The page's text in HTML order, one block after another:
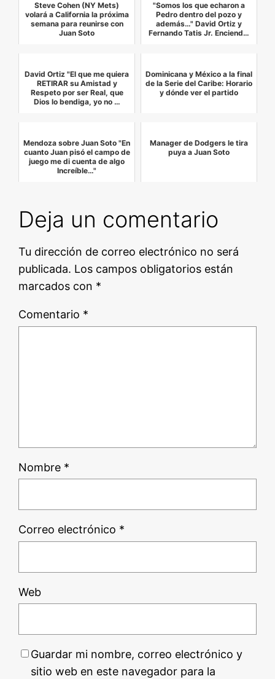
Steve Cohen (NY Mets)
volará a California la próxima
semana para reunirse con
Juan Soto
"Somos los que echaron a
Pedro dentro del pozo y
además…" David Ortiz y
Fernando Tatis Jr. Enciend…
David Ortiz "El que me quiera
RETIRAR su Amistad y
Respeto por ser Real, que
Dios lo bendiga, yo no …
Dominicana y México a la final
de la Serie del Caribe: Horario
y dónde ver el partido
Mendoza sobre Juan Soto "En
cuanto Juan pisó el campo de
juego me di cuenta de algo
Increíble…"
Manager de Dodgers le tira
puya a Juan Soto
Deja un comentario
Tu dirección de correo electrónico no será
publicada. Los campos obligatorios están
marcados con *
Comentario *
Nombre *
Correo electrónico *
Web
Guardar mi nombre, correo electrónico y
sitio web en este navegador para la